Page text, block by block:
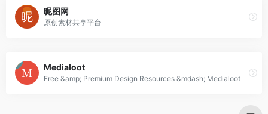
昵图网
原创素材共享平台
Medialoot
Free &amp; Premium Design Resources &mdash; Medialoot